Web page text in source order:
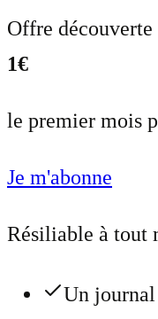
Offre découverte
1€
le premier mois
Je m'abonne
Résiliable à tout
Un